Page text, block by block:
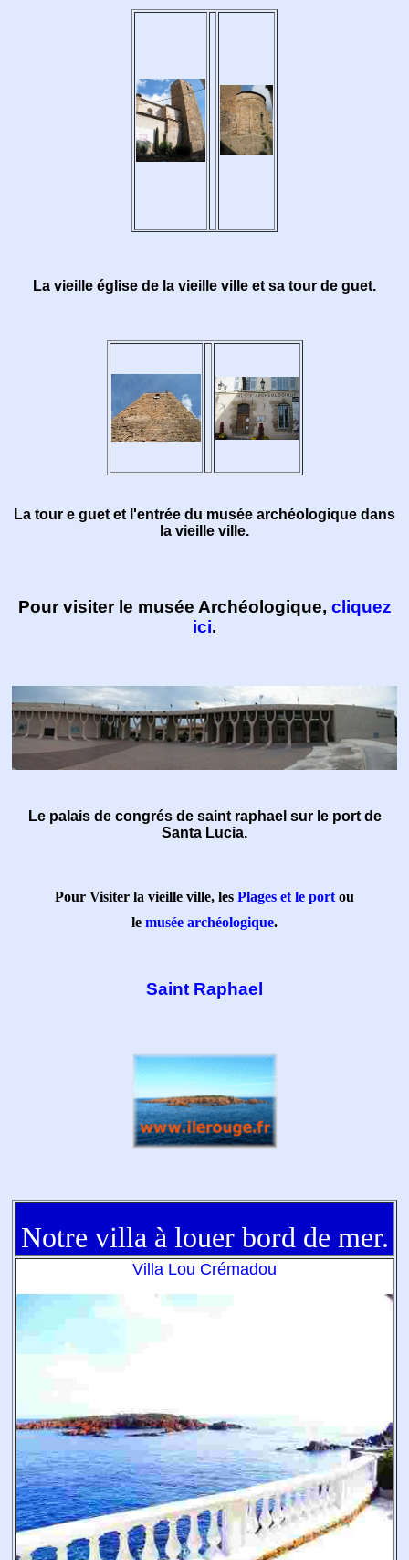
La vieille église de la vieille ville et sa tour de guet.
La tour e guet et l'entrée du musée archéologique dans
la vieille ville.
Pour visiter le musée Archéologique, cliquez
ici.
Le palais de congrés de saint raphael sur le port de
Santa Lucia.
Pour Visiter la vieille ville, les Plages et le port ou
le musée archéologique.
Saint Raphael
Notre villa à louer bord de mer.
Villa Lou Crémadou